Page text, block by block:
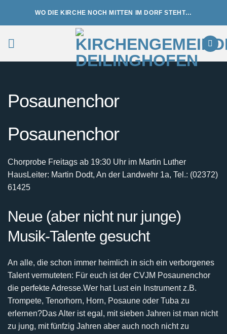
WO DIE KIRCHE NOCH MITTEN IM DORF STEHT…
Posaunenchor
Posaunenchor
Chorprobe Freitags ab 19:30 Uhr im Martin Luther
HausLeiter: Martin Dodt, An der Landwehr 1a, Tel.: (02372)
61425
Neue (aber nicht nur junge)
Musik-Talente gesucht
An alle, die schon immer heimlich in sich ein verborgenes
Talent vermuteten: Für euch ist der CVJM Posaunenchor
die perfekte Adresse.Wer hat Lust ein Instrument z.B.
Trompete, Tenorhorn, Horn, Posaune oder Tuba zu
erlernen?Das Alter ist egal, mit sieben Jahren ist man nicht
zu jung, mit fünfzig Jahren aber auch noch nichtzu